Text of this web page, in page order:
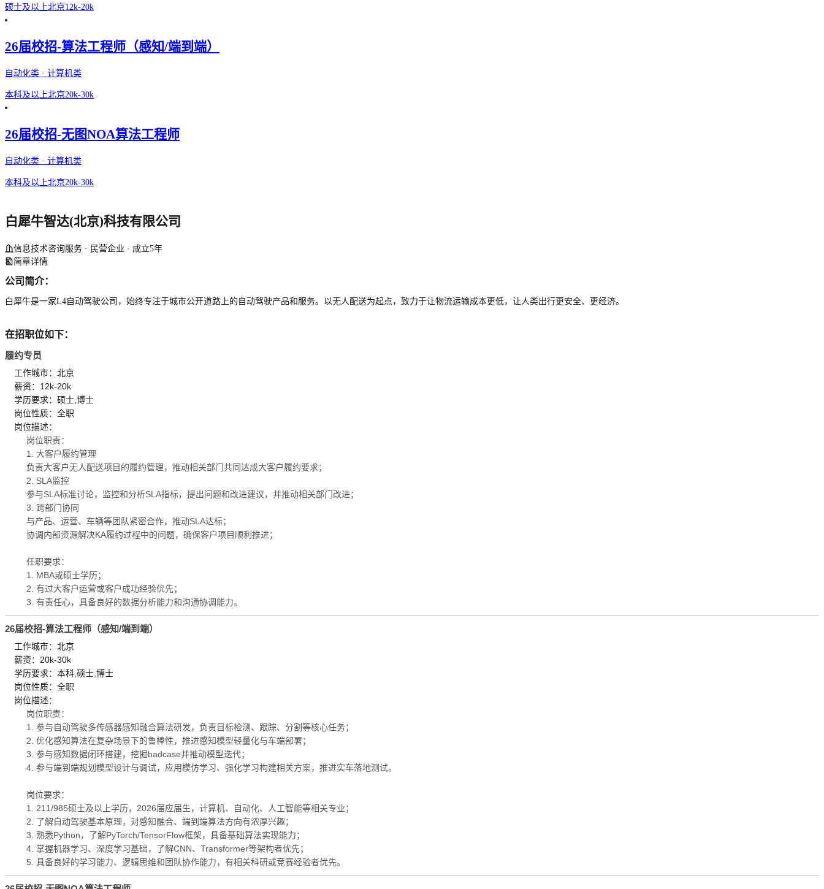
硕士及以上北京12k-20k
26届校招-算法工程师（感知/端到端）
自动化类 · 计算机类
本科及以上北京20k-30k
26届校招-无图NOA算法工程师
自动化类 · 计算机类
本科及以上北京20k-30k
白犀牛智达(北京)科技有限公司
信息技术咨询服务 · 民营企业 · 成立5年
简章详情
公司简介：
白犀牛是一家L4自动驾驶公司，始终专注于城市公开道路上的自动驾驶产品和服务。以无人配送为起点，致力于让物流运输成本更低，让人类出行更安全、更经济。
在招职位如下：
履约专员
工作城市：北京
薪资：12k-20k
学历要求：硕士,博士
岗位性质：全职
岗位描述：
岗位职责：
1. 大客户履约管理
负责大客户无人配送项目的履约管理，推动相关部门共同达成大客户履约要求；
2. SLA监控
参与SLA标准讨论，监控和分析SLA指标，提出问题和改进建议，并推动相关部门改进；
3. 跨部门协同
与产品、运营、车辆等团队紧密合作，推动SLA达标；
协调内部资源解决KA履约过程中的问题，确保客户项目顺利推进；
任职要求：
1. MBA或硕士学历；
2. 有过大客户运营或客户成功经验优先；
3. 有责任心，具备良好的数据分析能力和沟通协调能力。
26届校招-算法工程师（感知/端到端）
工作城市：北京
薪资：20k-30k
学历要求：本科,硕士,博士
岗位性质：全职
岗位描述：
岗位职责：
1. 参与自动驾驶多传感器感知融合算法研发，负责目标检测、跟踪、分割等核心任务；
2. 优化感知算法在复杂场景下的鲁棒性，推进感知模型轻量化与车端部署；
3. 参与感知数据闭环搭建，挖掘badcase并推动模型迭代；
4. 参与端到端规划模型设计与调试，应用模仿学习、强化学习构建相关方案，推进实车落地测试。
岗位要求：
1. 211/985硕士及以上学历，2026届应届生，计算机、自动化、人工智能等相关专业；
2. 了解自动驾驶基本原理，对感知融合、端到端算法方向有浓厚兴趣；
3. 熟悉Python，了解PyTorch/TensorFlow框架，具备基础算法实现能力；
4. 掌握机器学习、深度学习基础，了解CNN、Transformer等架构者优先；
5. 具备良好的学习能力、逻辑思维和团队协作能力，有相关科研或竞赛经验者优先。